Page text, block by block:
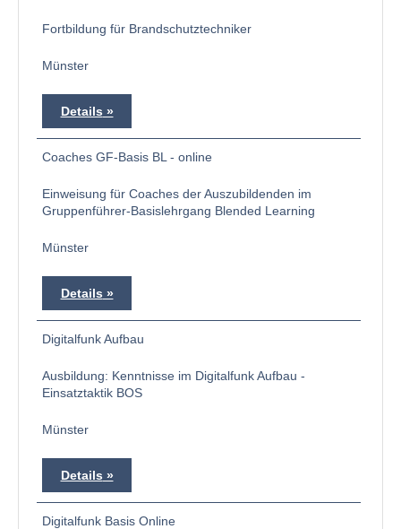
Fortbildung für Brandschutztechniker
Münster
Details
Coaches GF-Basis BL - online
Einweisung für Coaches der Auszubildenden im
Gruppenführer-Basislehrgang Blended Learning
Münster
Details
Digitalfunk Aufbau
Ausbildung: Kenntnisse im Digitalfunk Aufbau -
Einsatztaktik BOS
Münster
Details
Digitalfunk Basis Online